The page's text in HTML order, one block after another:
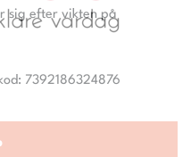
sig efter vikten på
7392186324876